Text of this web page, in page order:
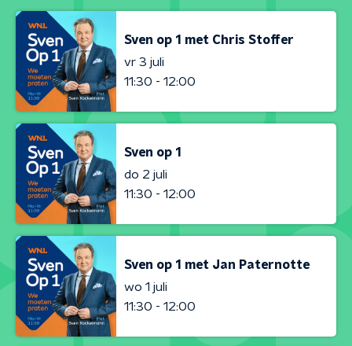
Sven op 1 met Chris Stoffer
vr 3 juli
11:30 - 12:00
Sven op 1
do 2 juli
11:30 - 12:00
Sven op 1 met Jan Paternotte
wo 1 juli
11:30 - 12:00